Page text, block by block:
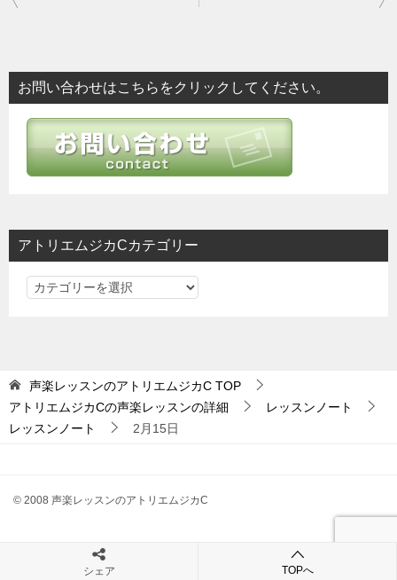
ビ
ゲ
お問い合わせはこちらをクリックしてください。
アトリエムジカCカテゴリー
ア
ジ
ゴ
声楽レッスンのアトリエムジカC TOP
アトリエムジカCの声楽レッスンの詳細
レッスンノート
レッスンノート
2月15日
© 2008 声楽レッスンのアトリエムジカC
シェア TOPへ